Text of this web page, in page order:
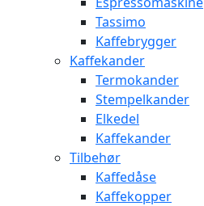
Tassimo
Kaffebrygger
Kaffekander
Termokander
Stempelkander
Elkedel
Kaffekander
Tilbehør
Kaffedåse
Kaffekopper